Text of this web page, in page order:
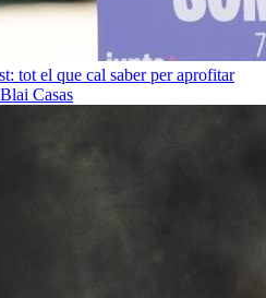
tot el que cal saber per aprofitar
Blai Casas